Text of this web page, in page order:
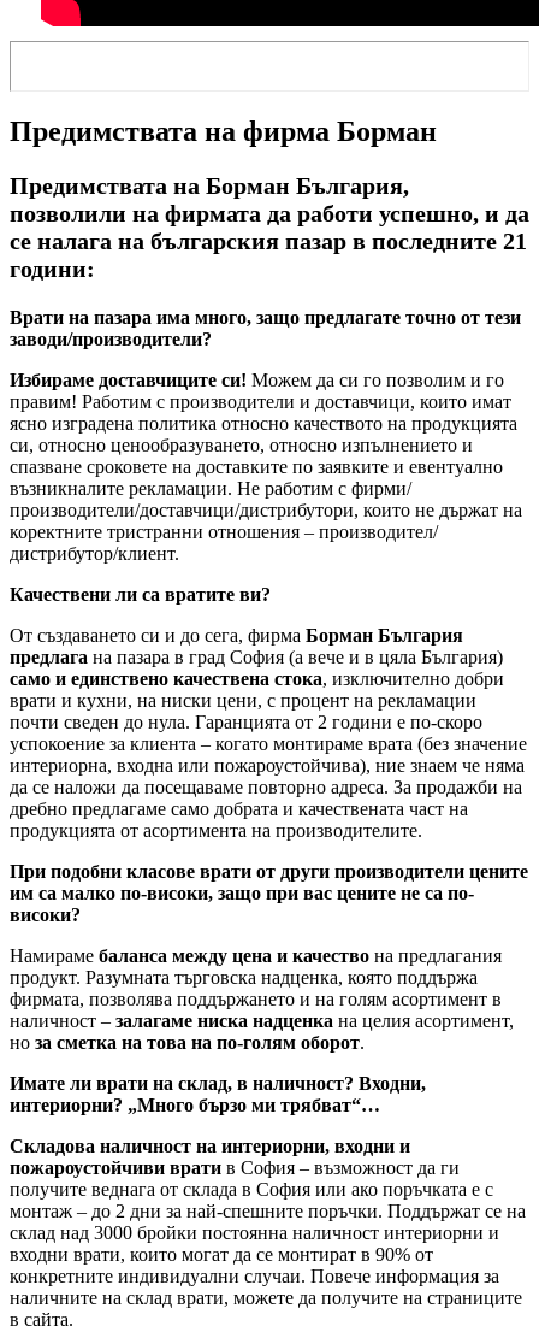
Предимствата на фирма Борман
Предимствата на Борман България,
позволили на фирмата да работи успешно, и да
се налага на българския пазар в последните 21
години:
Врати на пазара има много, защо предлагате точно от тези
заводи/производители?
Избираме доставчиците си! Можем да си го позволим и го
правим! Работим с производители и доставчици, които имат
ясно изградена политика относно качеството на продукцията
си, относно ценообразуването, относно изпълнението и
спазване сроковете на доставките по заявките и евентуално
възникналите рекламации. Не работим с фирми/
производители/доставчици/дистрибутори, които не държат на
коректните тристранни отношения – производител/
дистрибутор/клиент.
Качествени ли са вратите ви?
От създаването си и до сега, фирма Борман България
предлага на пазара в град София (а вече и в цяла България)
само и единствено качествена стока, изключително добри
врати и кухни, на ниски цени, с процент на рекламации
почти сведен до нула. Гаранцията от 2 години е по-скоро
успокоение за клиента – когато монтираме врата (без значение
интериорна, входна или пожароустойчива), ние знаем че няма
да се наложи да посещаваме повторно адреса. За продажби на
дребно предлагаме само добрата и качествената част на
продукцията от асортимента на производителите.
При подобни класове врати от други производители цените
им са малко по-високи, защо при вас цените не са по-
високи?
Намираме баланса между цена и качество на предлагания
продукт. Разумната търговска надценка, която поддържа
фирмата, позволява поддържането и на голям асортимент в
наличност – залагаме ниска надценка на целия асортимент,
но за сметка на това на по-голям оборот.
Имате ли врати на склад, в наличност? Входни,
интериорни? „Много бързо ми трябват“…
Складова наличност на интериорни, входни и
пожароустойчиви врати в София – възможност да ги
получите веднага от склада в София или ако поръчката е с
монтаж – до 2 дни за най-спешните поръчки. Поддържат се на
склад над 3000 бройки постоянна наличност интериорни и
входни врати, които могат да се монтират в 90% от
конкретните индивидуални случаи. Повече информация за
наличните на склад врати, можете да получите на страниците
в сайта.